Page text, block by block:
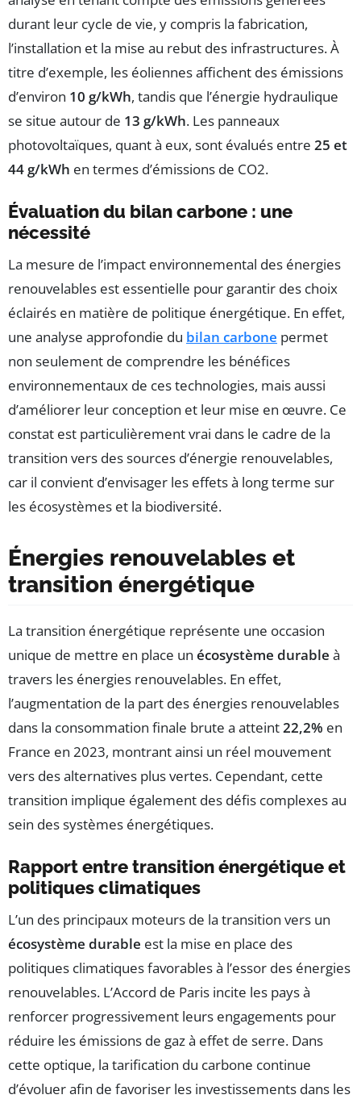
durant leur cycle de vie, y compris la fabrication,
l’installation et la mise au rebut des infrastructures. À
titre d’exemple, les éoliennes affichent des émissions
d’environ 10 g/kWh, tandis que l’énergie hydraulique
se situe autour de 13 g/kWh. Les panneaux
photovoltaïques, quant à eux, sont évalués entre 25 et
44 g/kWh en termes d’émissions de CO2.
Évaluation du bilan carbone : une
nécessité
La mesure de l’impact environnemental des énergies
renouvelables est essentielle pour garantir des choix
éclairés en matière de politique énergétique. En effet,
une analyse approfondie du bilan carbone permet
non seulement de comprendre les bénéfices
environnementaux de ces technologies, mais aussi
d’améliorer leur conception et leur mise en œuvre. Ce
constat est particulièrement vrai dans le cadre de la
transition vers des sources d’énergie renouvelables,
car il convient d’envisager les effets à long terme sur
les écosystèmes et la biodiversité.
Énergies renouvelables et
transition énergétique
La transition énergétique représente une occasion
unique de mettre en place un écosystème durable à
travers les énergies renouvelables. En effet,
l’augmentation de la part des énergies renouvelables
dans la consommation finale brute a atteint22,2% en
France en 2023, montrant ainsi un réel mouvement
vers des alternatives plus vertes. Cependant, cette
transition implique également des défis complexes au
sein des systèmes énergétiques.
Rapport entre transition énergétique et
politiques climatiques
L’un des principaux moteurs de la transition vers un
écosystème durable est la mise en place des
politiques climatiques favorables à l’essor des énergies
renouvelables. L’Accord de Paris incite les pays à
renforcer progressivement leurs engagements pour
réduire les émissions de gaz à effet de serre. Dans
cette optique, la tarification du carbone continue
d’évoluer afin de favoriser les investissements dans les